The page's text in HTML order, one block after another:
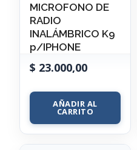
MICROFONO DE
RADIO
INALÁMBRICO K9
p/IPHONE
$ 23.000,00
AÑADIR AL
CARRITO